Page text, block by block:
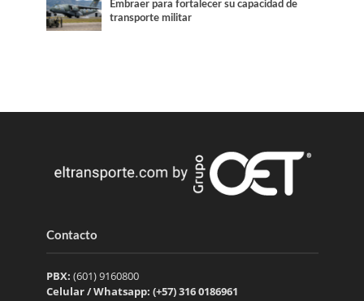
Embraer para fortalecer su capacidad de
transporte militar
Contacto
PBX: (601) 9160800
Celular / Whatsapp: (+57) 316 0186961